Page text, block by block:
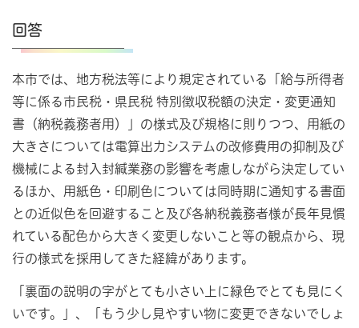
回答
本市では、地方税法等により規定されている「給与所得者
等に係る市民税・県民税 特別徴収税額の決定・変更通知
書（納税義務者用）」の様式及び規格に則りつつ、用紙の
大きさについては電算出力システムの改修費用の抑制及び
機械による封入封緘業務の影響を考慮しながら決定してい
るほか、用紙色・印刷色については同時期に通知する書面
との近似色を回避すること及び各納税義務者様が長年見慣
れている配色から大きく変更しないこと等の観点から、現
行の様式を採用してきた経緯があります。
「裏面の説明の字がとても小さい上に緑色でとても見にく
いです。」、「もう少し見やすい物に変更できないでしょ